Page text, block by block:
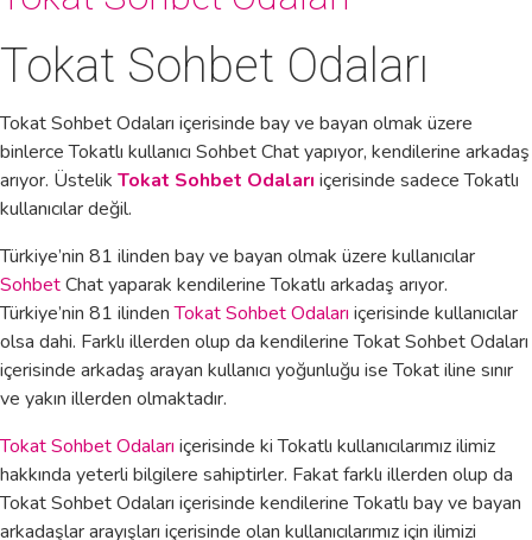
Tokat Sohbet Odaları
Tokat Sohbet Odaları içerisinde bay ve bayan olmak üzere
binlerce Tokatlı kullanıcı Sohbet Chat yapıyor, kendilerine arkadaş
arıyor. Üstelik Tokat Sohbet Odaları içerisinde sadece Tokatlı
kullanıcılar değil.
Türkiye’nin 81 ilinden bay ve bayan olmak üzere kullanıcılar
SohbetChat yaparak kendilerine Tokatlı arkadaş arıyor.
Türkiye’nin 81 ilindenTokat Sohbet Odaları içerisinde kullanıcılar
olsa dahi. Farklı illerden olup da kendilerine Tokat Sohbet Odaları
içerisinde arkadaş arayan kullanıcı yoğunluğu ise Tokat iline sınır
ve yakın illerden olmaktadır.
Tokat Sohbet Odaları içerisinde ki Tokatlı kullanıcılarımız ilimiz
hakkında yeterli bilgilere sahiptirler. Fakat farklı illerden olup da
Tokat Sohbet Odaları içerisinde kendilerine Tokatlı bay ve bayan
arkadaşlar arayışları içerisinde olan kullanıcılarımız için ilimizi